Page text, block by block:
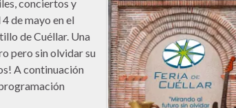
conciertos y
de mayo en el
de Cuéllar. Una
pero sin olvidar su
A continuación